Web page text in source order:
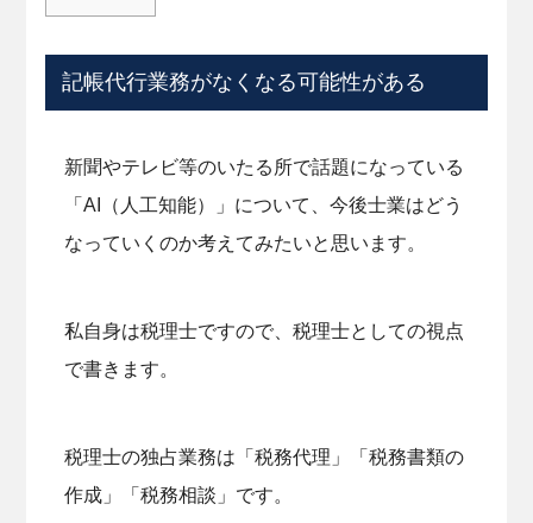
記帳代行業務がなくなる可能性がある
新聞やテレビ等のいたる所で話題になっている
「AI（人工知能）」について、今後士業はどう
なっていくのか考えてみたいと思います。
私自身は税理士ですので、税理士としての視点
で書きます。
税理士の独占業務は「税務代理」「税務書類の
作成」「税務相談」です。